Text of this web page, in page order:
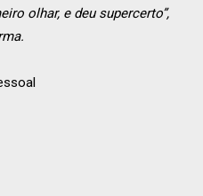
olhar, e deu supercerto”,